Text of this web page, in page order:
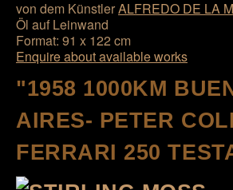
von dem KünstlerALFREDO DE LA
Öl auf Leinwand
Format: 91 x 122 cm
Enquire about available works
"1958 1000KM
AIRES- PETER
FERRARI 250